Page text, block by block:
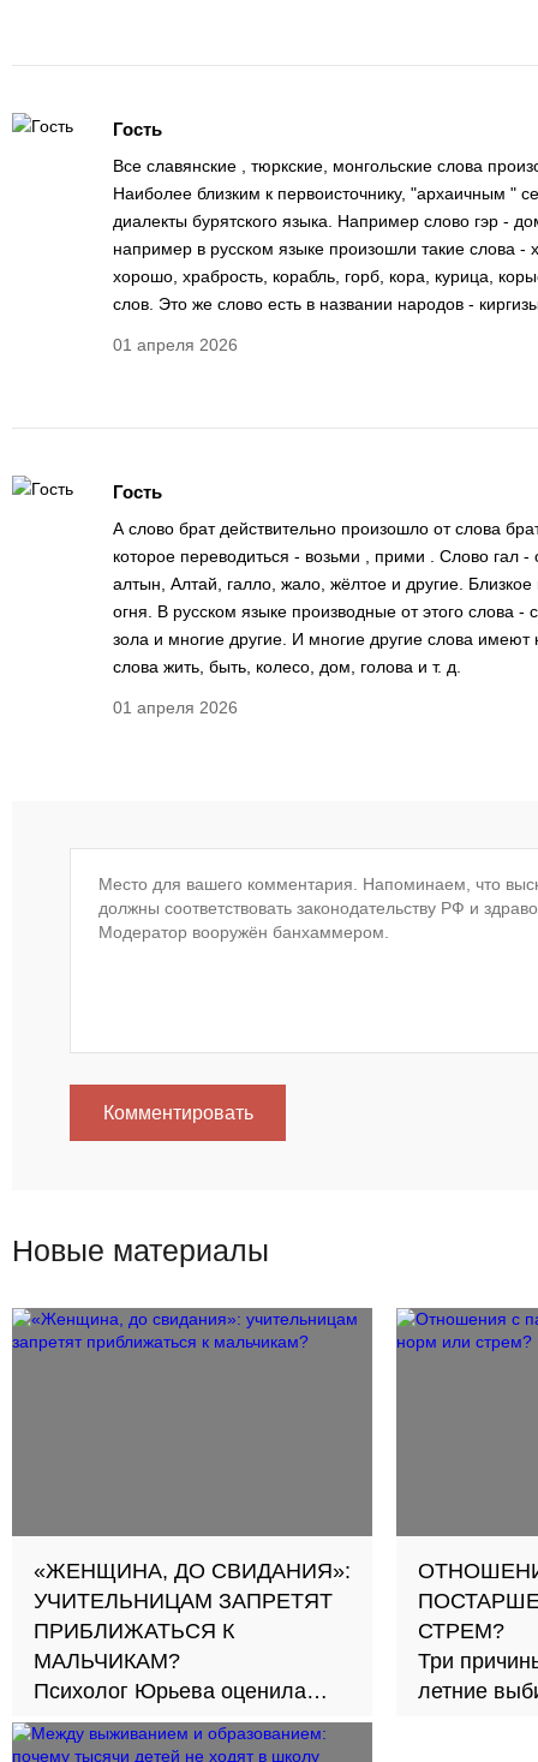
Гость
Все славянские , тюркские, монгольские слова
Наиболее близким к первоисточнику, "архаичным "
диалекты бурятского языка. Например слово гэр -
например в русском языке произошли такие слова -
хорошо, храбрость, корабль, горб, кора, курица,
слов. Это же слово есть в названии народов -
01 апреля 2026
Гость
А слово брат действительно произошло от слова
которое переводиться - возьми , прими . Слово гал -
алтын, Алтай, галло, жало, жёлтое и другие.
огня. В русском языке производные от этого слова -
зола и многие другие. И многие другие слова имеют
слова жить, быть, колесо, дом, голова и т. д.
01 апреля 2026
Комментировать
Новые материалы
«ЖЕНЩИНА, ДО СВИДАНИЯ»:
УЧИТЕЛЬНИЦАМ ЗАПРЕТЯТ
ПРИБЛИЖАТЬСЯ К
МАЛЬЧИКАМ?
Психолог Юрьева оценила
новый подход к обучению в
школах
СТРЕМ?
Три
летние